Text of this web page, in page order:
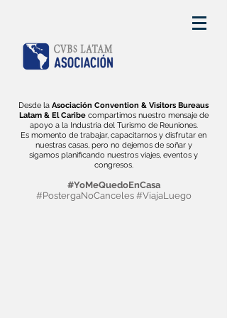
Desde la Asociación Convention & Visitors Bureaus
Latam & El Caribe compartimos nuestro mensaje de
apoyo a la Industria del Turismo de Reuniones.
Es momento de trabajar, capacitarnos y disfrutar en
nuestras casas, pero no dejemos de soñar y
sigamos planificando nuestros viajes, eventos y
congresos.
#YoMeQuedoEnCasa
#PostergaNoCanceles #ViajaLuego